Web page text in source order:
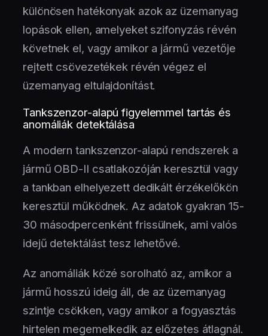
különösen hatékonyak azok az üzemanyag
lopások ellen, amelyeket szifonyzás révén
követnek el, vagy amikor a jármű vezetője
rejtett csövezetékek révén végez el
üzemanyag eltulajdonítást.
Tankszenzor-alapú figyelemmel tartás és
anomáliák detektálása
A modern tankszenzor-alapú rendszerek a
jármű OBD-II csatlakozóján keresztül vagy
a tankban elhelyezett dedikált érzékelőkön
keresztül működnek. Az adatok gyakran 15-
30 másodpercenként frissülnek, ami valós
idejű detektálást tesz lehetővé.
Az anomáliák közé sorolható az, amikor a
jármű hosszú ideig áll, de az üzemanyag
szintje csökken, vagy amikor a fogyasztás
hirtelen megemelkedik az előzetes átlagnál.